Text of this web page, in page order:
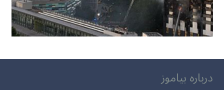
درباره بیاموز